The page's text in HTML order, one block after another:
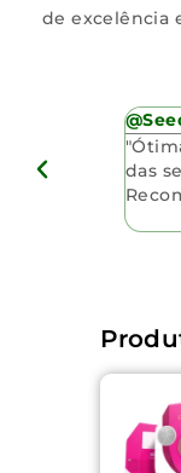
de excelência
das